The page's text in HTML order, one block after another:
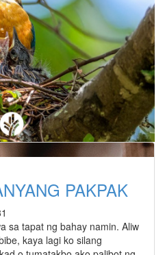
PAKPAK
sa tapat ng bahay namin. Aliw
kaya lagi ko silang